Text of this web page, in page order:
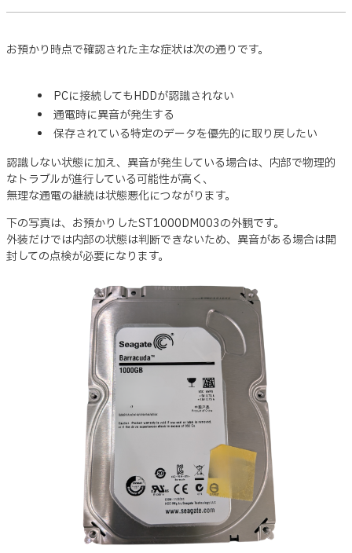
お預かり時点で確認された主な症状は次の通りです。
PCに接続してもHDDが認識されない
通電時に異音が発生する
保存されている特定のデータを優先的に取り戻したい
認識しない状態に加え、異音が発生している場合は、内部で物理的
なトラブルが進行している可能性が高く、
無理な通電の継続は状態悪化につながります。
下の写真は、お預かりしたST1000DM003の外観です。
外装だけでは内部の状態は判断できないため、異音がある場合は開
封しての点検が必要になります。